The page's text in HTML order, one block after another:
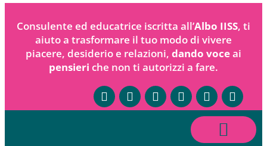
Consulente ed educatrice iscritta all’Albo IISS, ti
aiuto a trasformare il tuo modo di vivere
piacere, desiderio e relazioni, dando voceai
pensieri che non ti autorizzi a fare.